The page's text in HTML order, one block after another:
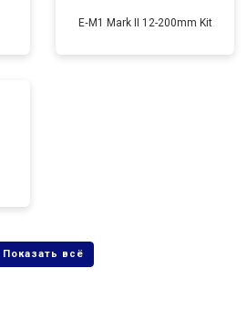
E‑M1 Mark II 12-200mm Kit